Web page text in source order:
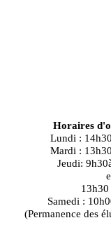
Horaires
Lundi :
Mardi :
Jeudi:
13h30 à
Samedi :
(Permanence des